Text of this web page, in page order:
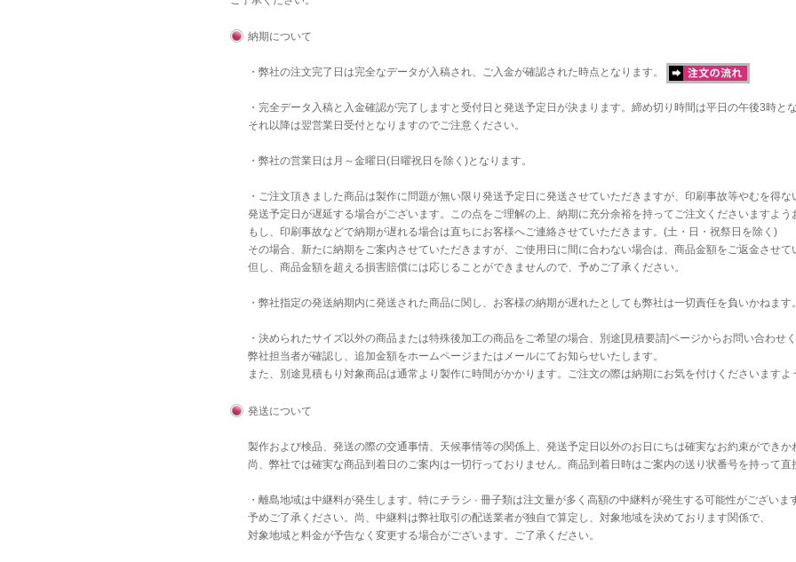
納期について
・弊社の注文完了日は完全なデータが入稿され、ご入金が確認された時点となります。
・完全データ入稿と入金確認が完了しますと受付日と発送予定日が決まります。締め切り時間は平日の午後3時と
それ以降は翌営業日受付となりますのでご注意ください。
・弊社の営業日は月～金曜日(日曜祝日を除く)となります。
・ご注文頂きました商品は製作に問題が無い限り発送予定日に発送させていただきますが、印刷事故等やむを得な
発送予定日が遅延する場合がございます。この点をご理解の上、納期に充分余裕を持ってご注文くださいますよう
もし、印刷事故などで納期が遅れる場合は直ちにお客様へご連絡させていただきます。(土・日・祝祭日を除く)
その場合、新たに納期をご案内させていただきますが、ご使用日に間に合わない場合は、商品金額をご返金させて
但し、商品金額を超える損害賠償には応じることができませんので、予めご了承ください。
・弊社指定の発送納期内に発送された商品に関し、お客様の納期が遅れたとしても弊社は一切責任を負いかねます
・決められたサイズ以外の商品または特殊後加工の商品をご希望の場合、別途[見積要請]ページからお問い合わせく
弊社担当者が確認し、追加金額をホームページまたはメールにてお知らせいたします。
また、別途見積もり対象商品は通常より製作に時間がかかります。ご注文の際は納期にお気を付けくださいますよ
発送について
製作および検品、発送の際の交通事情、天候事情等の関係上、発送予定日以外のお日にちは確実なお約束ができか
尚、弊社では確実な商品到着日のご案内は一切行っておりません。商品到着日時はご案内の送り状番号を持って直
・離島地域は中継料が発生します。特にチラシ · 冊子類は注文量が多く高額の中継料が発生する可能性がございま
予めご了承ください。尚、中継料は弊社取引の配送業者が独自で算定し、対象地域を決めております関係で、
対象地域と料金が予告なく変更する場合がございます。ご了承ください。